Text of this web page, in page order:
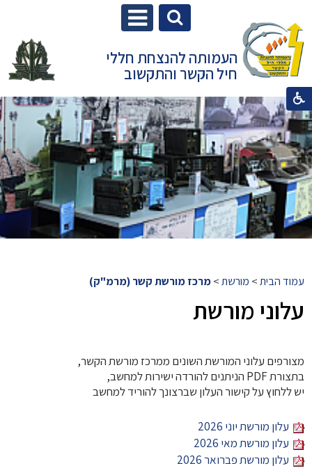
העמותה להנצחת חללי
חיל הקשר והתקשוב
עמוד הבית> מורשת>מרכז מורשת קשר (מרמ"ק)
עלוני מורשת
מצורפים עלוני המורשת השונים ממרכז מורשת הקשר,
בתצורת PDF הניתנים להורדה ישירות למחשב,
יש ללחוץ על קישור העלון שברצונך להוריד למחשב
עלון מורשת יוני 2026
עלון מורשת מאי 2026
עלון מורשת פברואר 2026